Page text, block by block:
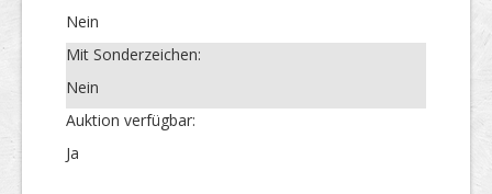
Nein
Mit Sonderzeichen:
Nein
Auktion verfügbar:
Ja